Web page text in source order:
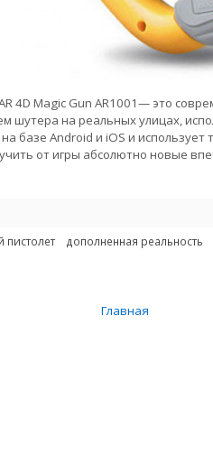
4D Magic Gun AR1001— это
шутера на реальных улицах,
базе Android и iOS и
от игры абсолютно новые
пистолет дополненная реальность
Главная